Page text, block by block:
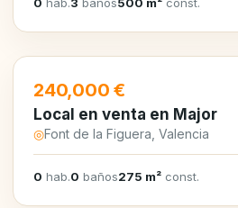
EN VENTA
240,000 €
Local en venta en Major
◎Font de la Figuera, Valencia
0 hab.0 baños275 m² const.